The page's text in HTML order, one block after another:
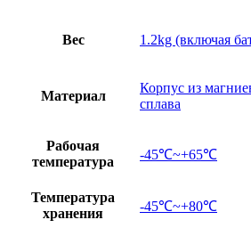
Вес 1.2kg (включая
Материал
Корпус из
сплава
Рабочая
температура
-45℃~+65℃
Температура
хранения
-45℃~+80℃